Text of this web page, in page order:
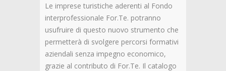
Le imprese turistiche aderenti al Fondo
interprofessionale For.Te. potranno
usufruire di questo nuovo strumento che
permetterà di svolgere percorsi formativi
aziendali senza impegno economico,
grazie al contributo di For.Te. Il catalogo